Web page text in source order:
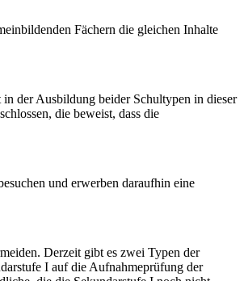
Fächern die gleichen Inhalte
der Ausbildung beider Schultypen in dieser
die beweist, dass die
und erwerben daraufhin eine
Derzeit gibt es zwei Typen der
I auf die Aufnahmeprüfung der